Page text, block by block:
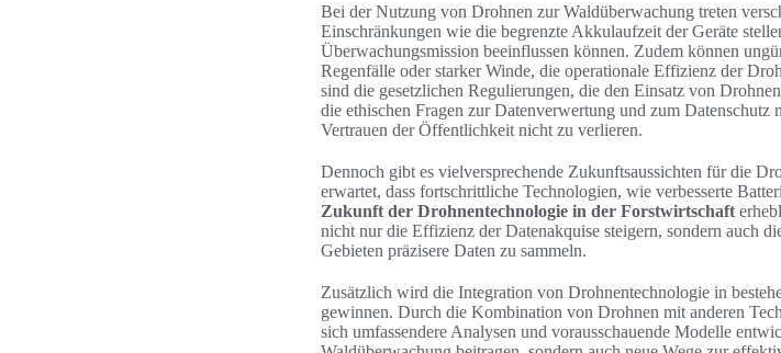
Bei der Nutzung von Drohnen zur Waldüberwachung treten
Einschränkungen wie die begrenzte Akkulaufzeit der Geräte
Überwachungsmission beeinflussen können. Zudem können
Regenfälle oder starker Winde, die operationale Effizienz der
sind die gesetzlichen Regulierungen, die den Einsatz von
die ethischen Fragen zur Datenverwertung und zum Datenschutz
Vertrauen der Öffentlichkeit nicht zu verlieren.
Dennoch gibt es vielversprechende Zukunftsaussichten für die
erwartet, dass fortschrittliche Technologien, wie verbesserte
Zukunft der Drohnentechnologie in der Forstwirtschaft
nicht nur die Effizienz der Datenakquise steigern, sondern auch
Gebieten präzisere Daten zu sammeln.
Zusätzlich wird die Integration von Drohnentechnologie in
gewinnen. Durch die Kombination von Drohnen mit anderen
sich umfassendere Analysen und vorausschauende Modelle